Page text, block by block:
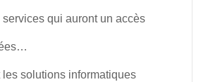
services qui auront un accès
les solutions informatiques